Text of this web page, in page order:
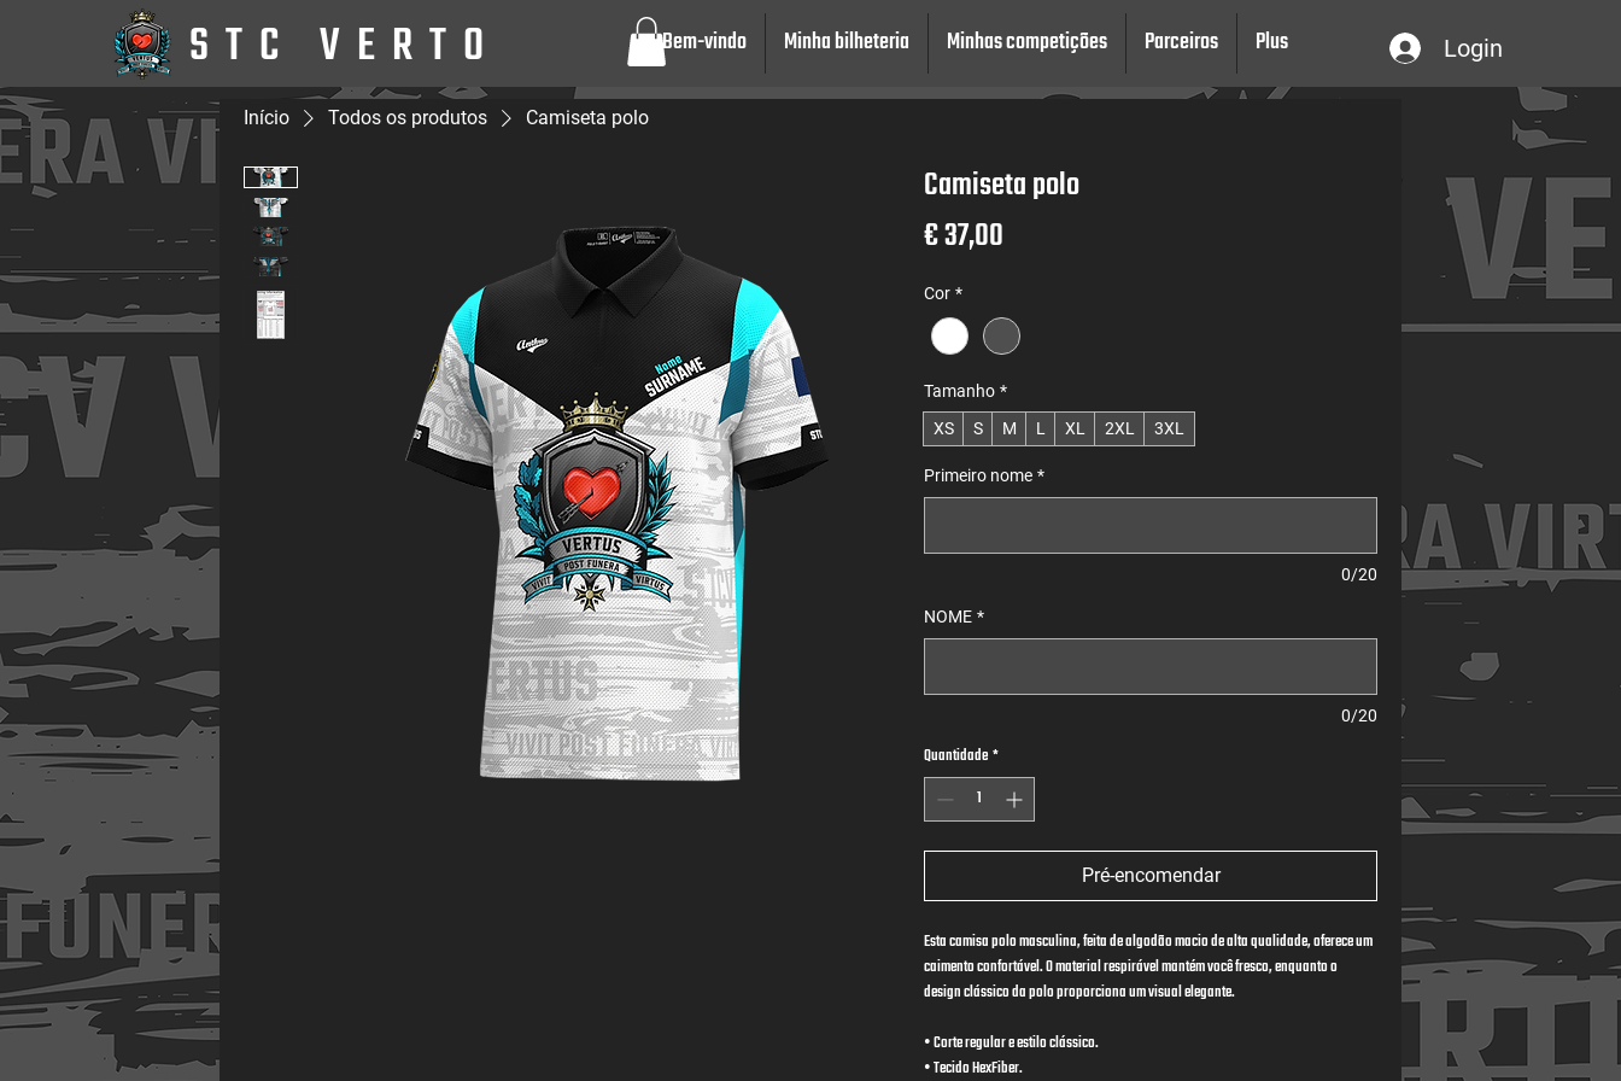
STC VERTO Bem-vindo Minha bilheteria Minhas competições Parceiros Plus Login
Início Todos os produtos Camiseta polo
Camiseta polo
€ 37,00
Cor *
Tamanho *
XS
S M L XL 2XL 3XL
Primeiro nome *
0/20
NOME *
0/20
Quantidade *
Pré-encomendar
Esta camisa polo masculina, feita de algodão macio de alta qualidade, oferece um
caimento confortável. O material respirável mantém você fresco, enquanto o
design clássico da polo proporciona um visual elegante.
• Corte regular e estilo clássico.
• Tecido HexFiber.